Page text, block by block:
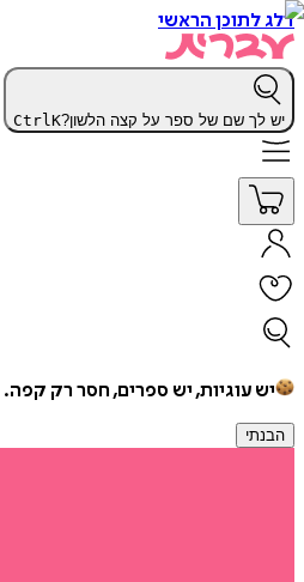
דלג לתוכן הראשי
יש לך שם של ספר על קצה הלשון? CtrlK
יש עוגיות, יש ספרים, חסר רק קפה.
הבנתי